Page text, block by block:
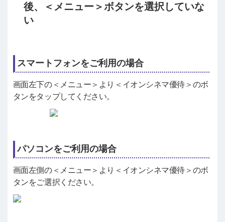
後、＜メニュー＞ボタンを選択していな
い
スマートフォンをご利用の場合
画面左下の＜メニュー＞より＜イオンシネマ優待＞のボ
タンをタップしてください。
パソコンをご利用の場合
画面左側の＜メニュー＞より＜イオンシネマ優待＞のボ
タンをご選択ください。